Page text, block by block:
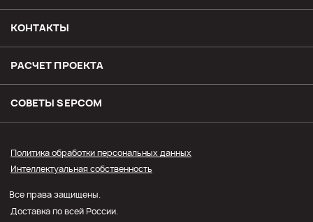
Возврат и обмен товара
Доставка
Оплата
Оптовым покупателям
Личный кабинет
КОНТАКТЫ
РАСЧЕТ ПРОЕКТА
СОВЕТЫ SЕPCOM
Политика обработки персональных данных
Интеллектуальная собственность
Все права защищены.
Доставка по всей России.